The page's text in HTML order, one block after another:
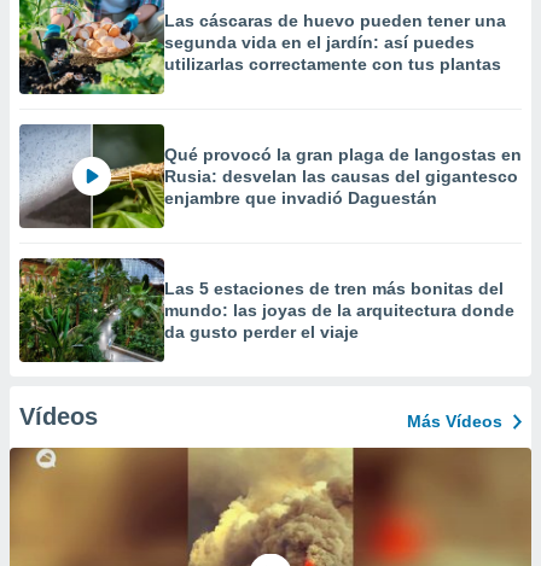
Las cáscaras de huevo pueden tener una
segunda vida en el jardín: así puedes
utilizarlas correctamente con tus plantas
Qué provocó la gran plaga de langostas en
Rusia: desvelan las causas del gigantesco
enjambre que invadió Daguestán
Las 5 estaciones de tren más bonitas del
mundo: las joyas de la arquitectura donde
da gusto perder el viaje
Vídeos Más Vídeos